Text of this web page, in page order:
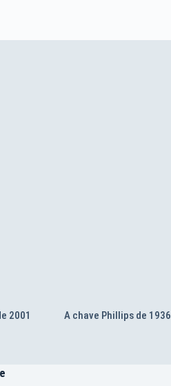
2001 A chave Phillips de 1936